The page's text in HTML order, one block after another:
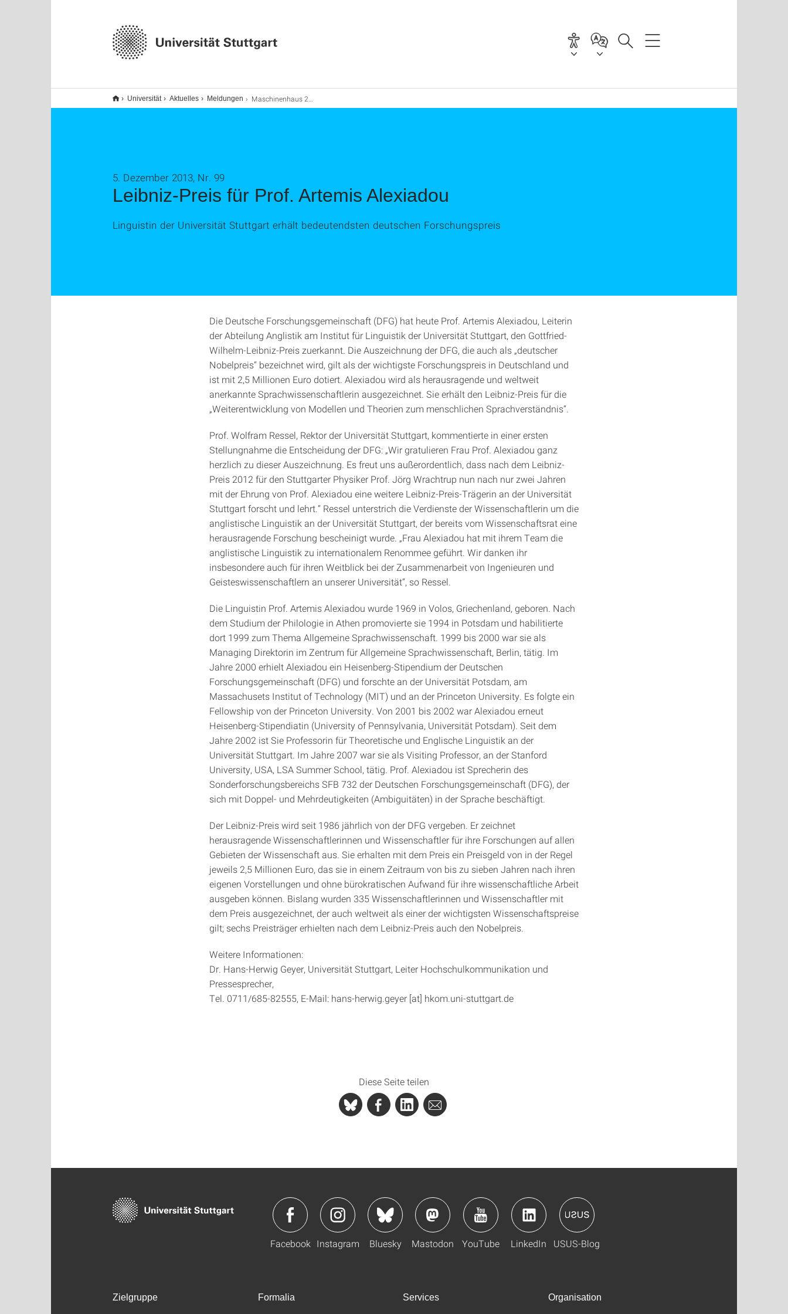
Universität Aktuelles Meldungen Maschinenhaus 2013
Leibniz-Preis für Prof. Artemis Alexiadou
5. Dezember 2013, Nr. 99
Linguistin der Universität Stuttgart erhält bedeutendsten deutschen Forschungspreis
Die Deutsche Forschungsgemeinschaft (DFG) hat heute Prof. Artemis Alexiadou, Leiterin
der Abteilung Anglistik am Institut für Linguistik der Universität Stuttgart, den Gottfried-
Wilhelm-Leibniz-Preis zuerkannt. Die Auszeichnung der DFG, die auch als „deutscher
Nobelpreis“ bezeichnet wird, gilt als der wichtigste Forschungspreis in Deutschland und
ist mit 2,5 Millionen Euro dotiert. Alexiadou wird als herausragende und weltweit
anerkannte Sprachwissenschaftlerin ausgezeichnet. Sie erhält den Leibniz-Preis für die
„Weiterentwicklung von Modellen und Theorien zum menschlichen Sprachverständnis“.
Prof. Wolfram Ressel, Rektor der Universität Stuttgart, kommentierte in einer ersten
Stellungnahme die Entscheidung der DFG: „Wir gratulieren Frau Prof. Alexiadou ganz
herzlich zu dieser Auszeichnung. Es freut uns außerordentlich, dass nach dem Leibniz-
Preis 2012 für den Stuttgarter Physiker Prof. Jörg Wrachtrup nun nach nur zwei Jahren
mit der Ehrung von Prof. Alexiadou eine weitere Leibniz-Preis-Trägerin an der Universität
Stuttgart forscht und lehrt.“ Ressel unterstrich die Verdienste der Wissenschaftlerin um die
anglistische Linguistik an der Universität Stuttgart, der bereits vom Wissenschaftsrat eine
herausragende Forschung bescheinigt wurde. „Frau Alexiadou hat mit ihrem Team die
anglistische Linguistik zu internationalem Renommee geführt. Wir danken ihr
insbesondere auch für ihren Weitblick bei der Zusammenarbeit von Ingenieuren und
Geisteswissenschaftlern an unserer Universität“, so Ressel.
Die Linguistin Prof. Artemis Alexiadou wurde 1969 in Volos, Griechenland, geboren. Nach
dem Studium der Philologie in Athen promovierte sie 1994 in Potsdam und habilitierte
dort 1999 zum Thema Allgemeine Sprachwissenschaft. 1999 bis 2000 war sie als
Managing Direktorin im Zentrum für Allgemeine Sprachwissenschaft, Berlin, tätig. Im
Jahre 2000 erhielt Alexiadou ein Heisenberg-Stipendium der Deutschen
Forschungsgemeinschaft (DFG) und forschte an der Universität Potsdam, am
Massachusets Institut of Technology (MIT) und an der Princeton University. Es folgte ein
Fellowship von der Princeton University. Von 2001 bis 2002 war Alexiadou erneut
Heisenberg-Stipendiatin (University of Pennsylvania, Universität Potsdam). Seit dem
Jahre 2002 ist Sie Professorin für Theoretische und Englische Linguistik an der
Universität Stuttgart. Im Jahre 2007 war sie als Visiting Professor, an der Stanford
University, USA, LSA Summer School, tätig. Prof. Alexiadou ist Sprecherin des
Sonderforschungsbereichs SFB 732 der Deutschen Forschungsgemeinschaft (DFG), der
sich mit Doppel- und Mehrdeutigkeiten (Ambiguitäten) in der Sprache beschäftigt.
Der Leibniz-Preis wird seit 1986 jährlich von der DFG vergeben. Er zeichnet
herausragende Wissenschaftlerinnen und Wissenschaftler für ihre Forschungen auf allen
Gebieten der Wissenschaft aus. Sie erhalten mit dem Preis ein Preisgeld von in der Regel
jeweils 2,5 Millionen Euro, das sie in einem Zeitraum von bis zu sieben Jahren nach ihren
eigenen Vorstellungen und ohne bürokratischen Aufwand für ihre wissenschaftliche Arbeit
ausgeben können. Bislang wurden 335 Wissenschaftlerinnen und Wissenschaftler mit
dem Preis ausgezeichnet, der auch weltweit als einer der wichtigsten Wissenschaftspreise
gilt; sechs Preisträger erhielten nach dem Leibniz-Preis auch den Nobelpreis.
Weitere Informationen:
Dr. Hans-Herwig Geyer, Universität Stuttgart, Leiter Hochschulkommunikation und
Pressesprecher,
Tel. 0711/685-82555, E-Mail: hans-herwig.geyer [at] hkom.uni-stuttgart.de
Diese Seite teilen
Facebook Instagram Bluesky Mastodon YouTube LinkedIn USUS-Blog
Zielgruppe Formalia Services Organisation